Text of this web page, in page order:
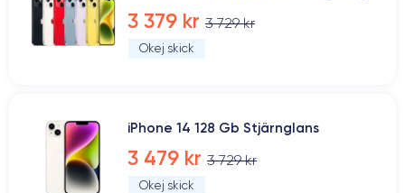
3 379 kr 3 729 kr
Okej skick
iPhone 14 128 Gb Stjärnglans
3 479 kr 3 729 kr
Okej skick